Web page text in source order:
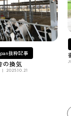
抜粋記事
の換気
2025.10.21